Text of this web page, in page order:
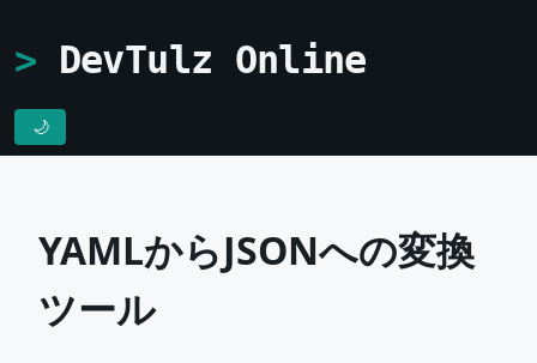
DevTulz Online
🌙
YAMLからJSONへの変換
ツール